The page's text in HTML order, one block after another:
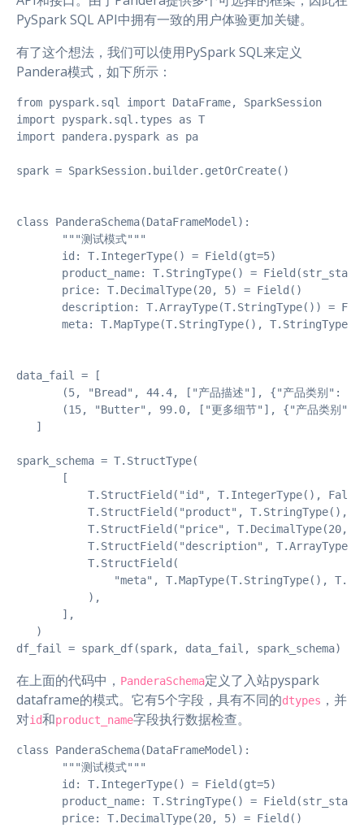
PySpark SQL API中拥有一致的用户体验更加关键。
有了这个想法，我们可以使用PySpark SQL来定义
Pandera模式，如下所示：
from pyspark.sql import DataFrame, SparkSession
import pyspark.sql.types as T
import pandera.pyspark as pa
spark = SparkSession.builder.getOrCreate()
class PanderaSchema(DataFrameModel):
       """测试模式"""
       id: T.IntegerType() = Field(gt=5)
product_name: T.StringType() =
       price: T.DecimalType(20, 5) = Field()
description: T.ArrayType(T.StringType()) =
meta: T.MapType(T.StringType(),
data_fail = [
(5, "Bread", 44.4, ["产品描述"], {"产品类别": "
(15, "Butter", 99.0, ["更多细节"], {"产品类别":
   ]
spark_schema = T.StructType(
       [
T.StructField("id", T.IntegerType(),
T.StructField("product", T.StringType(),
T.StructField("price", T.DecimalType(20,
T.StructField("description",
           T.StructField(
"meta", T.MapType(T.StringType(),
           ),
       ],
   )
df_fail = spark_df(spark, data_fail, spark_schema)
在上面的代码中， PanderaSchema定义了入站pyspark
dataframe的模式。它有5个字段，具有不同的dtypes ，并
对id和product_name字段执行数据检查。
class PanderaSchema(DataFrameModel):
       """测试模式"""
       id: T.IntegerType() = Field(gt=5)
product_name: T.StringType() =
       price: T.DecimalType(20, 5) = Field()